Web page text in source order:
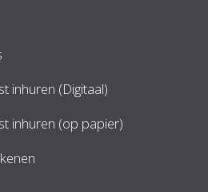
inhuren (Digitaal)
inhuren (op papier)